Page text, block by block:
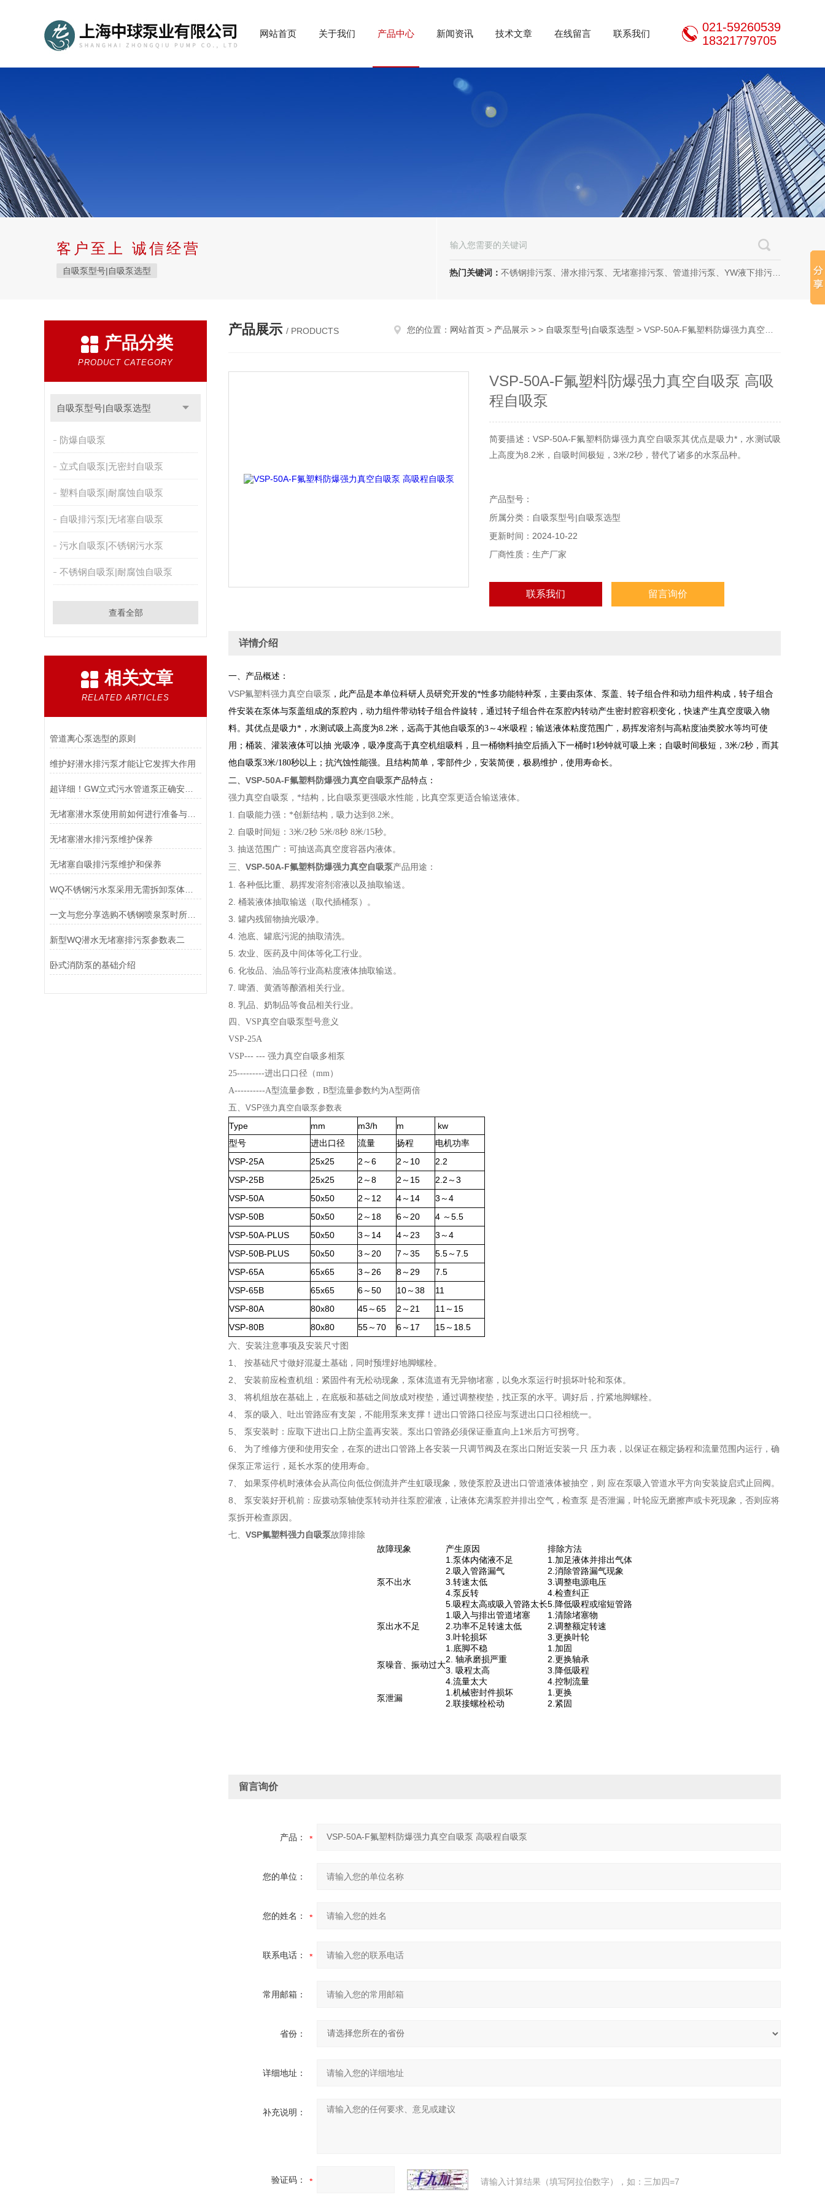
网站首页 关于我们 产品中心 新闻资讯 技术文章 在线留言 联系我们
021-59260539
18321779705
客户至上 诚信经营
自吸泵型号|自吸泵选型 热门关键词： 不锈钢排污泵、潜水排污泵、无堵塞排污泵、管道排污泵、YW液下排污泵、立式无堵塞排污泵、管道离心泵、无堵塞自吸泵、不锈钢离心泵
产品分类
PRODUCT CATEGORY
自吸泵型号|自吸泵选型
防爆自吸泵
立式自吸泵|无密封自吸泵
塑料自吸泵|耐腐蚀自吸泵
自吸排污泵|无堵塞自吸泵
污水自吸泵|不锈钢污水泵
不锈钢自吸泵|耐腐蚀自吸泵
查看全部
相关文章
RELATED ARTICLES
管道离心泵选型的原则
维护好潜水排污泵才能让它发挥大作用
超详细！GW立式污水管道泵正确安装步骤全指南
无堵塞潜水泵使用前如何进行准备与检查
无堵塞潜水排污泵维护保养
无堵塞自吸排污泵维护和保养
WQ不锈钢污水泵采用无需拆卸泵体即可更换机封的独特设计
一文与您分享选购不锈钢喷泉泵时所需要考虑的重要因素
新型WQ潜水无堵塞排污泵参数表二
卧式消防泵的基础介绍
产品展示 / PRODUCTS 您的位置： 网站首页 > 产品展示 > > 自吸泵型号|自吸泵选型 > VSP-50A-F氟塑料防爆强力真空自吸泵 高吸程自吸泵
VSP-50A-F氟塑料防爆强力真空自吸泵 高吸
程自吸泵
简要描述：VSP-50A-F氟塑料防爆强力真空自吸泵其优点是吸力*，水测试吸
上高度为8.2米，自吸时间极短，3米/2秒，替代了诸多的水泵品种。
产品型号：
所属分类：自吸泵型号|自吸泵选型
更新时间：2024-10-22
厂商性质：生产厂家
联系我们 留言询价
详情介绍
一、产品概述：
VSP氟塑料强力真空自吸泵 ，此产品是本单位科研人员研究开发的*性多功能特种泵，主要由泵体、泵盖、转子组合件和动力组件构成，转子组合
件安装在泵体与泵盖组成的泵腔内，动力组件带动转子组合件旋转，通过转子组合件在泵腔内转动产生密封腔容积变化，快速产生真空度吸入物
料。其优点是吸力*，水测试吸上高度为8.2米，远高于其他自吸泵的3～4米吸程；输送液体粘度范围广，易挥发溶剂与高粘度油类胶水等均可使
用；桶装、灌装液体可以抽 光吸净，吸净度高于真空机组吸料，且一桶物料抽空后插入下一桶时1秒钟就可吸上来；自吸时间极短，3米/2秒，而其
他自吸泵3米/180秒以上；抗汽蚀性能强。且结构简单，零部件少，安装简便，极易维护，使用寿命长。
二、 VSP-50A-F氟塑料防爆强力真空自吸泵产品特点：
强力真空自吸泵，*结构，比自吸泵更强吸水性能，比真空泵更适合输送液体。
1. 自吸能力强：*创新结构，吸力达到8.2米。
2. 自吸时间短：3米/2秒 5米/8秒 8米/15秒。
3. 抽送范围广：可抽送高真空度容器内液体。
三、 VSP-50A-F氟塑料防爆强力真空自吸泵产品用途：
1. 各种低比重、易挥发溶剂溶液以及抽取输送。
2. 桶装液体抽取输送（取代插桶泵）。
3. 罐内残留物抽光吸净。
4. 池底、罐底污泥的抽取清洗。
5. 农业、医药及中间体等化工行业。
6. 化妆品、油品等行业高粘度液体抽取输送。
7. 啤酒、黄酒等酿酒相关行业。
8. 乳品、奶制品等食品相关行业。
四、VSP真空自吸泵型号意义
VSP-25A
VSP--- --- 强力真空自吸多相泵
25---------进出口口径（mm）
A----------A型流量参数，B型流量参数约为A型两倍
五、 VSP强力真空自吸泵参数表
Type mm m3/h m kw
型号 进出口径 流量 扬程 电机功率
VSP-25A 25x25 2 ～ 6 2 ～ 10
2.2
VSP-25B 25x25 2 ～ 8 2 ～ 15 2.2 ～ 3
VSP-50A 50x50 2 ～ 12 4 ～ 14 3 ～ 4
VSP-50B 50x50 2 ～ 18 6 ～ 20 4 ～ 5.5
VSP-50A-PLUS 50x50 3 ～ 14 4 ～ 23 3 ～ 4
VSP-50B-PLUS 50x50 3 ～ 20 7 ～ 35 5.5 ～ 7.5
VSP-65A 65x65 3 ～ 26 8 ～ 29
7.5
VSP-65B 65x65 6 ～ 50 10 ～ 38
11
VSP-80A 80x80 45 ～ 65 2 ～ 21 11 ～ 15
VSP-80B
80x80 55 ～ 70 6 ～ 17 15 ～ 18.5
六、 安装注意事项及安装尺寸图
1、 按基础尺寸做好混凝土基础，同时预埋好地脚螺栓。
2、 安装前应检查机组：紧固件有无松动现象，泵体流道有无异物堵塞，以免水泵运行时损坏叶轮和泵体。
3、 将机组放在基础上，在底板和基础之间放成对楔垫，通过调整楔垫，找正泵的水平。调好后，拧紧地脚螺栓。
4、 泵的吸入、吐出管路应有支架，不能用泵来支撑！进出口管路口径应与泵进出口口径相统一。
5、 泵安装时：应取下进出口上防尘盖再安装。泵出口管路必须保证垂直向上1米后方可拐弯。
6、 为了维修方便和使用安全，在泵的进出口管路上各安装一只调节阀及在泵出口附近安装一只 压力表，以保证在额定扬程和流量范围内运行，确
保泵正常运行，延长水泵的使用寿命。
7、 如果泵停机时液体会从高位向低位倒流并产生虹吸现象，致使泵腔及进出口管道液体被抽空，则 应在泵吸入管道水平方向安装旋启式止回阀。
8、 泵安装好开机前：应拨动泵轴使泵转动并往泵腔灌液，让液体充满泵腔并排出空气，检查泵 是否泄漏，叶轮应无磨擦声或卡死现象，否则应将
泵拆开检查原因。
七、 VSP氟塑料强力自吸泵故障排除
故障现象
产生原因 排除方法
泵不出水
1.泵体内储液不足
1.加足液体并排出气体
2.吸入管路漏气
2.消除管路漏气现象
3.转速太低
3.调整电源电压
4.泵反转
4.检查纠正
5.吸程太高或吸入管路太长5.降低吸程或缩短管路
泵出水不足
1.吸入与排出管道堵塞
1.清除堵塞物
2.功率不足转速太低
2.调整额定转速
3.叶轮损坏
3.更换叶轮
泵噪音、振动过大
1.底脚不稳
1.加固
2. 轴承磨损严重
3. 吸程太高
2.更换轴承
3.降低吸程
4.流量太大
4.控制流量
泵泄漏
1.机械密封件损坏
1.更换
2.联接螺栓松动
2.紧固
留言询价
产品：
您的单位：
您的姓名：
联系电话：
常用邮箱：
省份：
详细地址：
补充说明：
验证码： 请输入计算结果（填写阿拉伯数字），如：三加四=7